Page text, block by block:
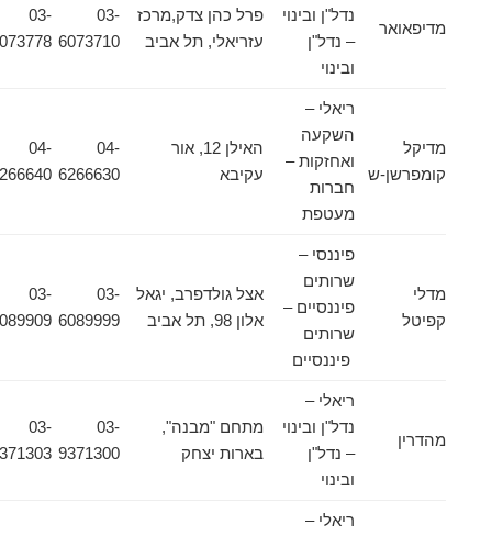
מדיפאואר
נדל"ן ובינוי
– נדל"ן
ובינוי
פרל כהן צדק,מרכז
עזריאלי, תל אביב
03-
6073710
6073778
מדיקל
קומפרשן-ש
ריאלי –
השקעה
ואחזקות –
חברות
מעטפת
האילן 12, אור
עקיבא
6266630
6266640
מדלי
קפיטל
פיננסי –
שרותים
פיננסיים –
שרותים
פיננסיים
אצל גולדפרב, יגאל
אלון 98, תל אביב
03-
6089999
6089909
מהדרין
ריאלי –
נדל"ן ובינוי
– נדל"ן
ובינוי
מתחם "מבנה",
בארות יצחק
9371300
9371303
ריאלי –